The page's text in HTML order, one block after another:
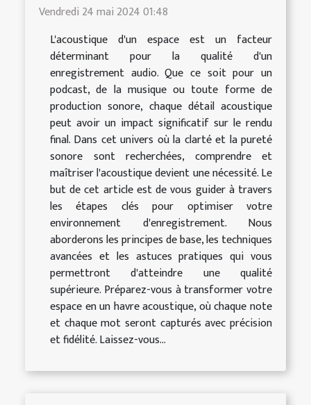
Vendredi 24 mai 2024 01:48
L'acoustique d'un espace est un facteur
déterminant pour la qualité d'un
enregistrement audio. Que ce soit pour un
podcast, de la musique ou toute forme de
production sonore, chaque détail acoustique
peut avoir un impact significatif sur le rendu
final. Dans cet univers où la clarté et la pureté
sonore sont recherchées, comprendre et
maîtriser l'acoustique devient une nécessité. Le
but de cet article est de vous guider à travers
les étapes clés pour optimiser votre
environnement d'enregistrement. Nous
aborderons les principes de base, les techniques
avancées et les astuces pratiques qui vous
permettront d'atteindre une qualité
supérieure. Préparez-vous à transformer votre
espace en un havre acoustique, où chaque note
et chaque mot seront capturés avec précision
et fidélité. Laissez-vous...